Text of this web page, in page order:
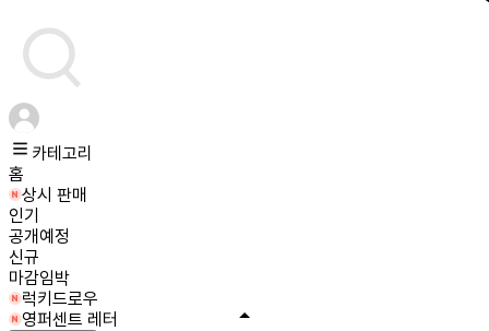
카테고리
홈
상시 판매
인기
공개예정
신규
마감임박
럭키드로우
영퍼센트 레터